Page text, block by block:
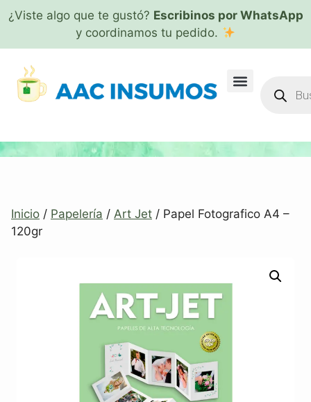
¿Viste algo que te gustó? Escribinos por WhatsApp
y coordinamos tu pedido.
Inicio / Papelería / Art Jet / Papel Fotografico A4 –
120gr